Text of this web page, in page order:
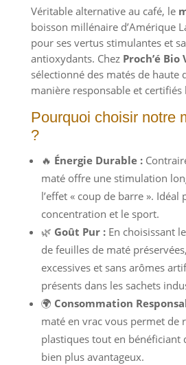
Véritable alternative au café, le
boisson millénaire d’Amérique
pour ses vertus stimulantes et
antioxydants. Chez Proch’é Bio
sélectionné des matés de haute
manière responsable et certifiés
Pourquoi choisir notre
?
🔥 Énergie Durable :
maté offre une stimulation
l’effet « coup de barre ». Idéal
concentration et le sport.
🌿 Goût Pur :En choisissant
de feuilles de maté
excessives et sans arômes
présents dans les sachets
🌍 Consommation
maté en vrac vous permet de
plastiques tout en bénéficiant
bien plus avantageux.